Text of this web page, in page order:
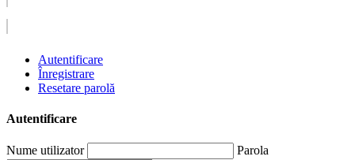
Autentificare
Înregistrare
Resetare parolă
Autentificare
Nume utilizator Parola